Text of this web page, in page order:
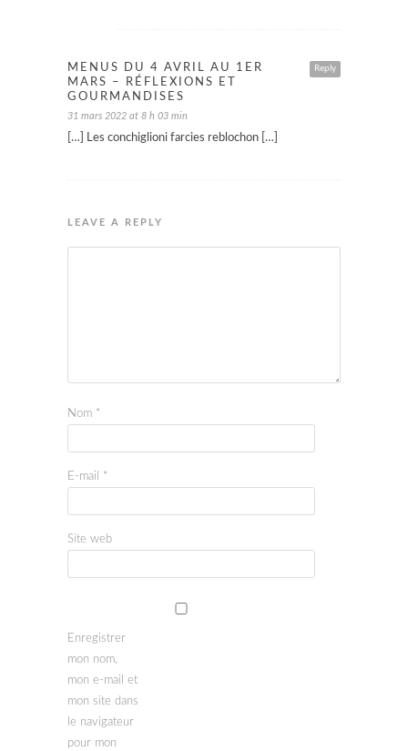
Reply
MENUS DU 4 AVRIL AU 1ER
MARS – RÉFLEXIONS ET
GOURMANDISES
31 mars 2022 at 8 h 03 min
[…] Les conchiglioni farcies reblochon […]
LEAVE A REPLY
Nom *
E-mail *
Site web
Enregistrer
mon nom,
mon e-mail et
mon site dans
le navigateur
pour mon